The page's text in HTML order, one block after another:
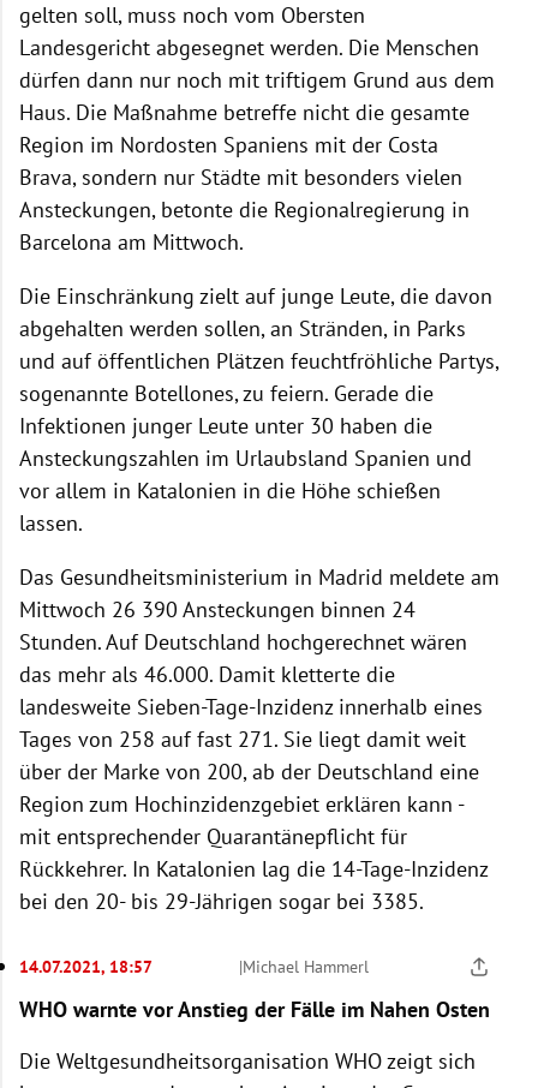
gelten soll, muss noch vom Obersten
Landesgericht abgesegnet werden. Die Menschen
dürfen dann nur noch mit triftigem Grund aus dem
Haus. Die Maßnahme betreffe nicht die gesamte
Region im Nordosten Spaniens mit der Costa
Brava, sondern nur Städte mit besonders vielen
Ansteckungen, betonte die Regionalregierung in
Barcelona am Mittwoch.
Die Einschränkung zielt auf junge Leute, die davon
abgehalten werden sollen, an Stränden, in Parks
und auf öffentlichen Plätzen feuchtfröhliche Partys,
sogenannte Botellones, zu feiern. Gerade die
Infektionen junger Leute unter 30 haben die
Ansteckungszahlen im Urlaubsland Spanien und
vor allem in Katalonien in die Höhe schießen
lassen.
Das Gesundheitsministerium in Madrid meldete am
Mittwoch 26 390 Ansteckungen binnen 24
Stunden. Auf Deutschland hochgerechnet wären
das mehr als 46.000. Damit kletterte die
landesweite Sieben-Tage-Inzidenz innerhalb eines
Tages von 258 auf fast 271. Sie liegt damit weit
über der Marke von 200, ab der Deutschland eine
Region zum Hochinzidenzgebiet erklären kann -
mit entsprechender Quarantänepflicht für
Rückkehrer. In Katalonien lag die 14-Tage-Inzidenz
bei den 20- bis 29-Jährigen sogar bei 3385.
14.07.2021, 18:57 |Michael Hammerl
WHO warnte vor Anstieg der Fälle im Nahen Osten
Die Weltgesundheitsorganisation WHO zeigt sich